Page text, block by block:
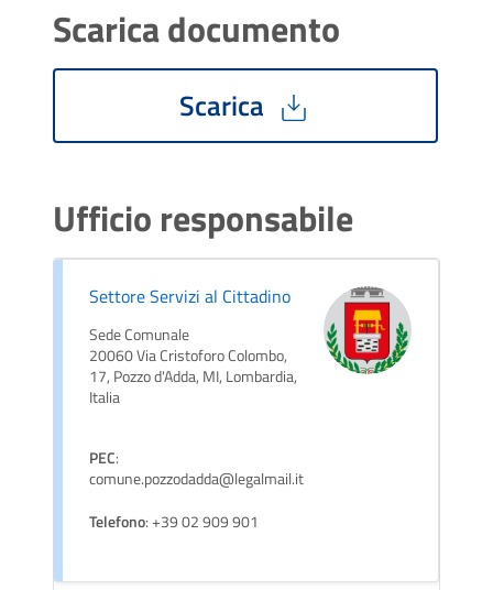
Scarica documento
Scarica
Ufficio responsabile
Settore Servizi al Cittadino
Sede Comunale
20060 Via Cristoforo Colombo,
17, Pozzo d'Adda, MI, Lombardia,
Italia
PEC:
comune.pozzodadda@legalmail.it
Telefono: +39 02 909 901